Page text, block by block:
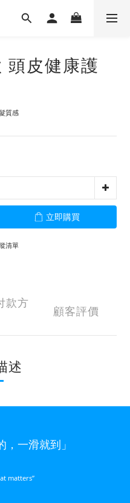
頭皮健康護
質感
立即購買
清單
款方
顧客評價
述
一滑就到」
matters”